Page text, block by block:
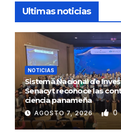
Ultimas noticias
NOTICIAS
Sistema Nacional de
Senacyt reconoce las
ciencia panameña
AGOSTO 7, 2026 0